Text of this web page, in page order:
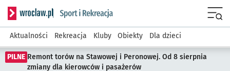
Serwis informacyjny wroclaw.pl podserwis: Sport i rekreacja
Aktualności Rekreacja Kluby Obiekty Dla dzieci
PILNE Remont torów na Stawowej i Peronowej. Od 8 sierpnia
zmiany dla kierowców i pasażerów